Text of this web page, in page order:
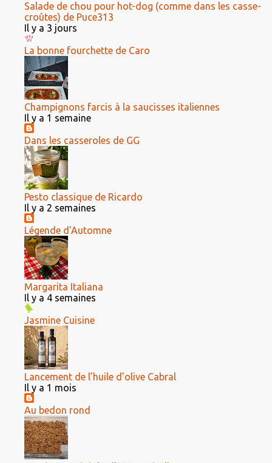
Salade de chou pour hot-dog (comme dans les casse-
croûtes) de Puce313
Il y a 3 jours
La bonne fourchette de Caro
Champignons farcis à la saucisses italiennes
Il y a 1 semaine
Dans les casseroles de GG
Pesto classique de Ricardo
Il y a 2 semaines
Légende d'Automne
Margarita Italiana
Il y a 4 semaines
Jasmine Cuisine
Lancement de l’huile d’olive Cabral
Il y a 1 mois
Au bedon rond